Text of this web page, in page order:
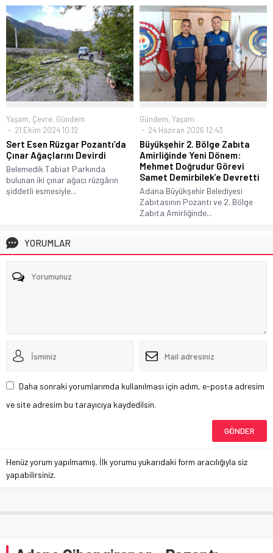
Yaşam, Çevre, Gündem
21 Ekim 2024 10:12
Sert Esen Rüzgar Pozantı’da
Çınar Ağaçlarını Devirdi
Belemedik Tabiat Parkında
bulunan iki çınar ağacı rüzgârın
şiddetli esmesiyle...
Gündem, Yaşam
24 Haziran 2026 12:43
Büyükşehir 2. Bölge Zabıta
Amirliğinde Yeni Dönem:
Mehmet Doğrudur Görevi
Samet Demirbilek’e Devretti
Adana Büyükşehir Belediyesi
Zabıtasının Pozantı ve 2. Bölge
Zabıta Amirliğinde...
YORUMLAR
Daha sonraki yorumlarımda kullanılması için adım, e-posta adresim
ve site adresim bu tarayıcıya kaydedilsin.
Henüz yorum yapılmamış. İlk yorumu yukarıdaki form aracılığıyla siz
yapabilirsiniz.